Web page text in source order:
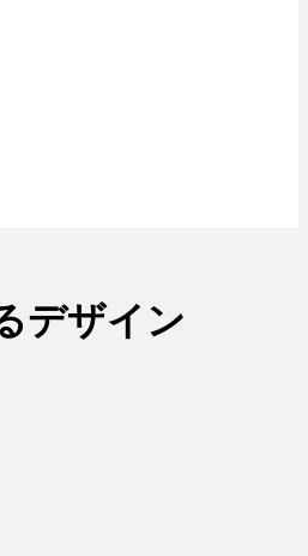
デザイン